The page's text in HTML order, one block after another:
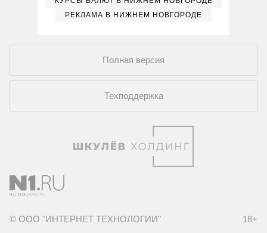
РЕКЛАМА В НИЖНЕМ НОВГОРОДЕ
Полная версия
Техподдержка
© ООО "ИНТЕРНЕТ ТЕХНОЛОГИИ" 18+